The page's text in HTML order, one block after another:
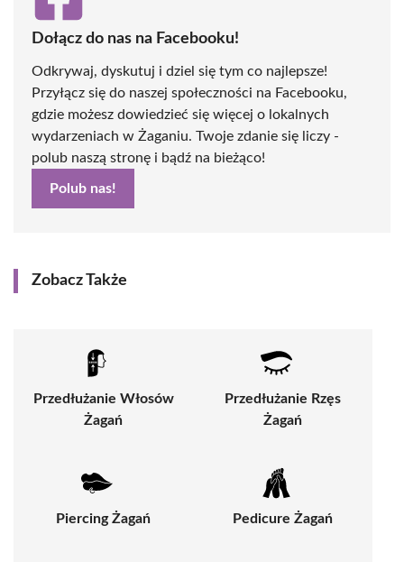
Dołącz do nas na Facebooku!
Odkrywaj, dyskutuj i dziel się tym co najlepsze!
Przyłącz się do naszej społeczności na Facebooku,
gdzie możesz dowiedzieć się więcej o lokalnych
wydarzeniach w Żaganiu. Twoje zdanie się liczy -
polub naszą stronę i bądź na bieżąco!
Polub nas!
Zobacz Także
Przedłużanie Włosów
Żagań
Przedłużanie Rzęs
Żagań
Piercing Żagań Pedicure Żagań